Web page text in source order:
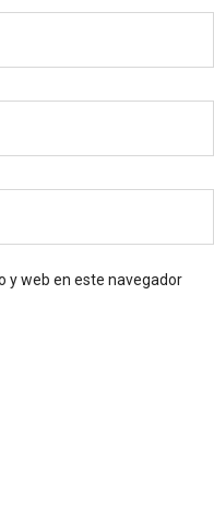
y web en este navegador